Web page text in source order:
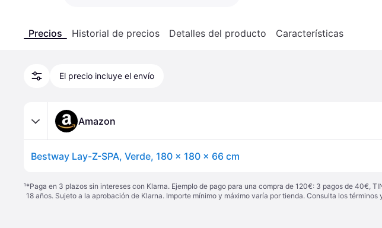
Precios Historial de precios Detalles del producto Características
El precio incluye el envío
Amazon
Bestway Lay-Z-SPA, Verde, 180 x 180 x 66 cm
¹*Paga en 3 plazos sin intereses con Klarna. Ejemplo de pago para una compra de 120€: 3 pagos de 40€,
18 años. Sujeto a la aprobación de Klarna. Importe mínimo y máximo varía por tienda. Consulta los términos